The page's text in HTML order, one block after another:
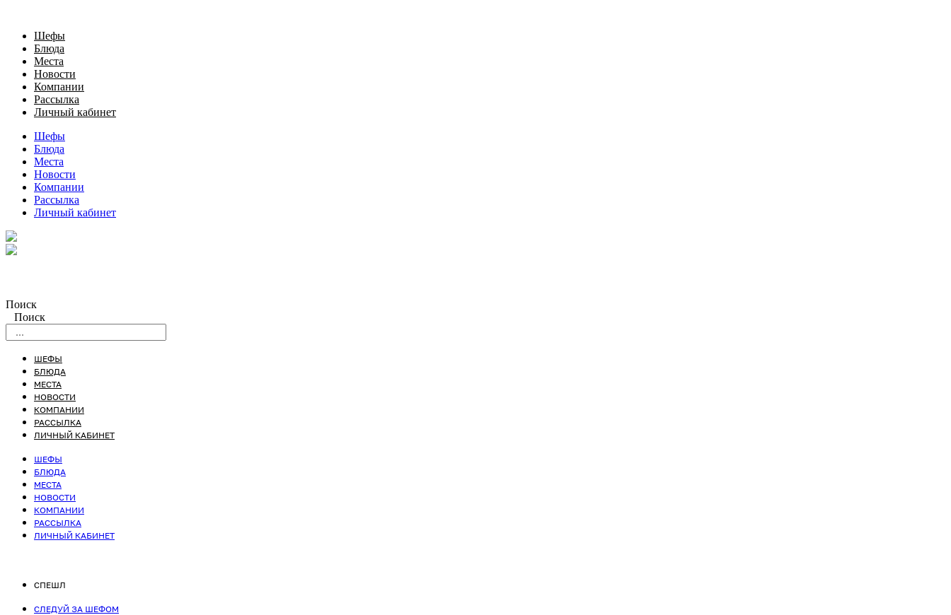
Шефы
Блюда
Места
Новости
Компании
Рассылка
Личный кабинет
Шефы
Блюда
Места
Новости
Компании
Рассылка
Личный кабинет
Поиск
Поиск
ШЕФЫ
БЛЮДА
МЕСТА
НОВОСТИ
КОМПАНИИ
РАССЫЛКА
ЛИЧНЫЙ КАБИНЕТ
ШЕФЫ
БЛЮДА
МЕСТА
НОВОСТИ
КОМПАНИИ
РАССЫЛКА
ЛИЧНЫЙ КАБИНЕТ
СПЕШЛ
СЛЕДУЙ ЗА ШЕФОМ